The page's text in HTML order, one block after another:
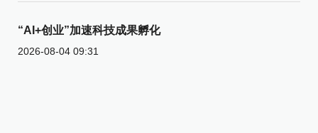
“AI+创业”加速科技成果孵化
2026-08-04 09:31